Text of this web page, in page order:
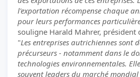
l'exportation récompense chaque
pour leurs performances
souligne Harald Mahrer, président
"Les entreprises autrichiennes sont
précurseurs - notamment dans le
technologies environnementales.
souvent leaders du marché